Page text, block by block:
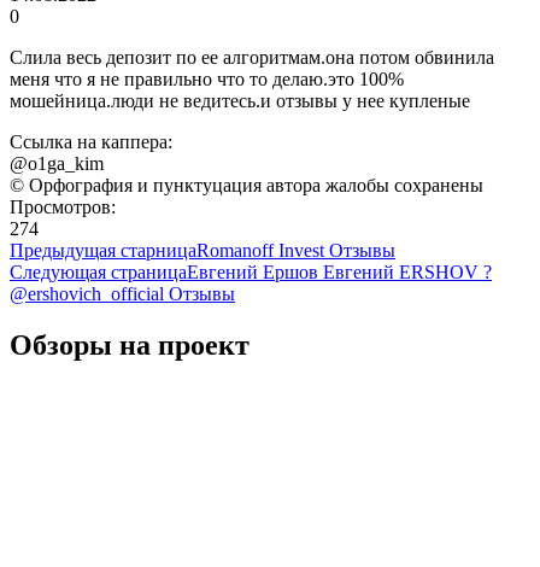
0
Слила весь депозит по ее алгоритмам.она потом обвинила
меня что я не правильно что то делаю.это 100%
мошейница.люди не ведитесь.и отзывы у нее купленые
Ссылка на каппера:
@o1ga_kim
© Орфография и пунктуцация автора жалобы сохранены
Просмотров:
274
Предыдущая старницаRomanoff Invest Отзывы
Следующая страницаЕвгений Ершов Евгений ERSHOV ?
@ershovich_official Отзывы
Обзоры на проект